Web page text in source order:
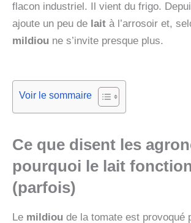
flacon industriel. Il vient du frigo.
ajoute un peu de lait à l’arrosoir et,
mildiou ne s’invite presque plus.
Voir le sommaire
Ce que disent les
pourquoi le lait
(parfois)
Le mildiou de la tomate est provoqué